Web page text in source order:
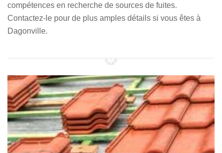
compétences en recherche de sources de fuites.
Contactez-le pour de plus amples détails si vous êtes à
Dagonville.